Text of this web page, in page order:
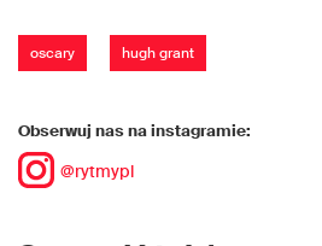
oscary hugh grant
Obserwuj nas na instagramie:
@rytmypl